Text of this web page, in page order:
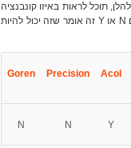
תוכל לראות באיזו קונבנציה
מומלץ להשתמש בשיטת ההכרזה. N אינו ממליץ ו-Y מציג את אלו המומלצות. אם אין שום N או Y זה אומר שזה יכול להיות
Acol
Precision
Goren
Y
N
N